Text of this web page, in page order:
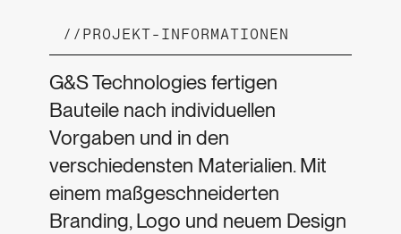
// PROJEKT-INFORMATIONEN
G&S Technologies fertigen
Bauteile nach individuellen
Vorgaben und in den
verschiedensten Materialien. Mit
einem maßgeschneiderten
Branding, Logo und neuem Design